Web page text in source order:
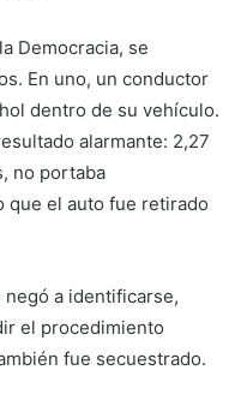
Democracia, se
En uno, un conductor
dentro de su vehículo.
alarmante: 2,27
no portaba
que el auto fue retirado
negó a identificarse,
el procedimiento
fue secuestrado.